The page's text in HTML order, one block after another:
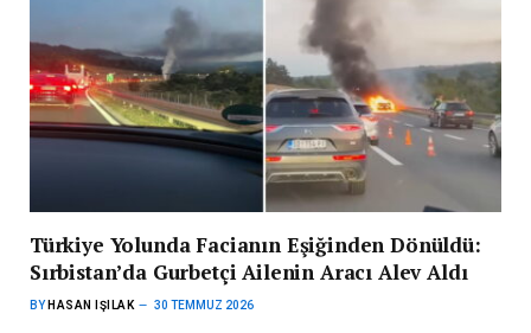
Türkiye Yolunda Facianın Eşiğinden Dönüldü:
Sırbistan’da Gurbetçi Ailenin Aracı Alev Aldı
BY HASAN IŞILAK 30 TEMMUZ 2026